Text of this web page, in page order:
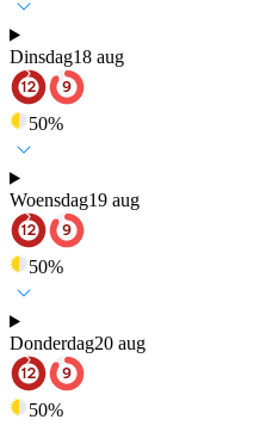
Dinsdag18 aug
50%
Woensdag19 aug
50%
Donderdag20 aug
50%